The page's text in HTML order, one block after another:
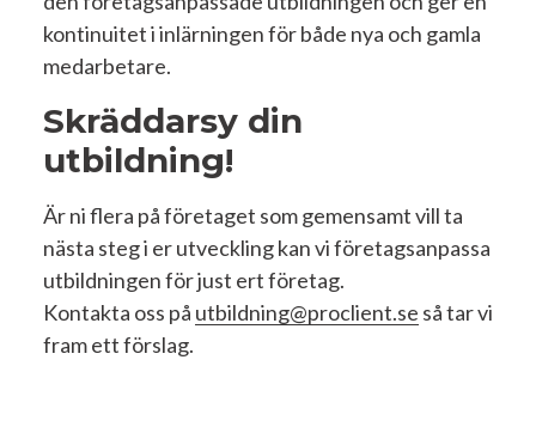
kontinuitet i inlärningen för både nya och gamla
medarbetare.
Skräddarsy din
utbildning!
Är ni flera på företaget som gemensamt vill ta
nästa steg i er utveckling kan vi företagsanpassa
utbildningen för just ert företag.
Kontakta oss på utbildning@proclient.se så tar vi
fram ett förslag.